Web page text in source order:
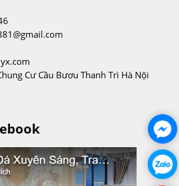
Cư Cầu Bươu Thanh Trì Hà Nội